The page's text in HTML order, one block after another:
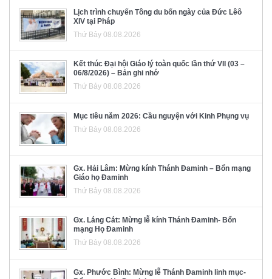
Lịch trình chuyến Tông du bốn ngày của Đức Lêô
XIV tại Pháp
Thứ Bảy 08.08.2026
Kết thúc Đại hội Giáo lý toàn quốc lần thứ VII (03 –
06/8/2026) – Bản ghi nhớ
Thứ Bảy 08.08.2026
Mục tiêu năm 2026: Cầu nguyện với Kinh Phụng vụ
Thứ Bảy 08.08.2026
Gx. Hải Lâm: Mừng kính Thánh Đaminh – Bổn mạng
Giáo họ Đaminh
Thứ Bảy 08.08.2026
Gx. Láng Cát: Mừng lễ kính Thánh Đaminh- Bổn
mạng Họ Đaminh
Thứ Bảy 08.08.2026
Gx. Phước Bình: Mừng lễ Thánh Đaminh linh mục-